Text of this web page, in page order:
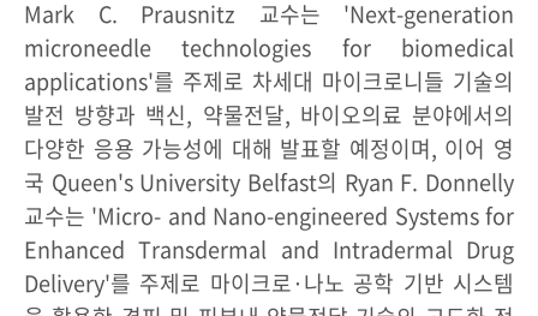
Mark C. Prausnitz 교수는 'Next-generation
microneedle technologies for biomedical
applications'를 주제로 차세대 마이크로니들 기술의
발전 방향과 백신, 약물전달, 바이오의료 분야에서의
다양한 응용 가능성에 대해 발표할 예정이며, 이어 영
국 Queen's University Belfast의 Ryan F. Donnelly
교수는 'Micro- and Nano-engineered Systems for
Enhanced Transdermal and Intradermal Drug
Delivery'를 주제로 마이크로·나노 공학 기반 시스템